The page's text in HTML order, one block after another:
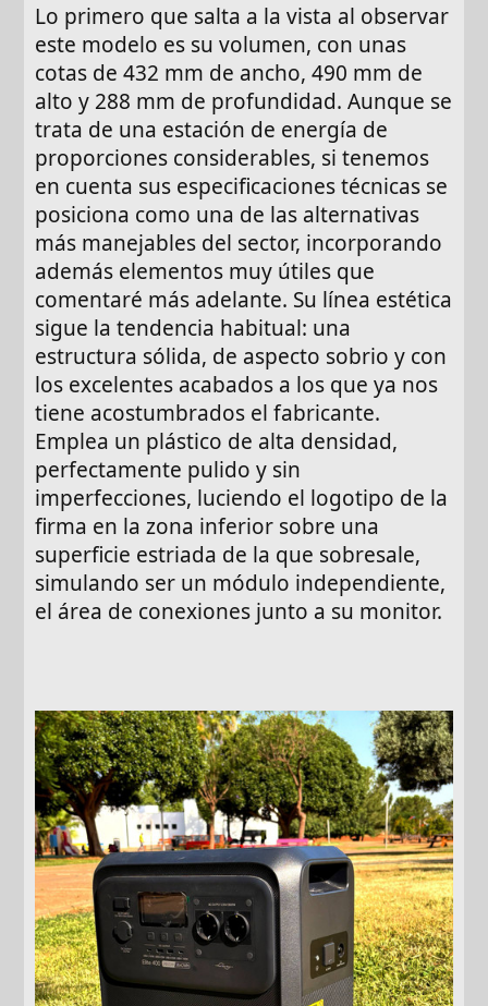
Lo primero que salta a la vista al observar
este modelo es su volumen, con unas
cotas de 432 mm de ancho, 490 mm de
alto y 288 mm de profundidad. Aunque se
trata de una estación de energía de
proporciones considerables, si tenemos
en cuenta sus especificaciones técnicas se
posiciona como una de las alternativas
más manejables del sector, incorporando
además elementos muy útiles que
comentaré más adelante. Su línea estética
sigue la tendencia habitual: una
estructura sólida, de aspecto sobrio y con
los excelentes acabados a los que ya nos
tiene acostumbrados el fabricante.
Emplea un plástico de alta densidad,
perfectamente pulido y sin
imperfecciones, luciendo el logotipo de la
firma en la zona inferior sobre una
superficie estriada de la que sobresale,
simulando ser un módulo independiente,
el área de conexiones junto a su monitor.